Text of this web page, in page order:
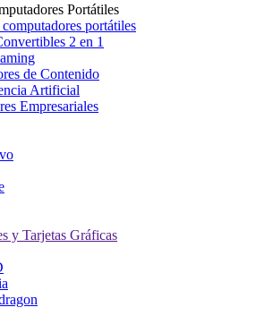
Portátiles
portátiles
2 en 1
de Contenido
Artificial
Empresariales
y Tarjetas Gráficas